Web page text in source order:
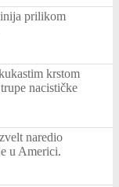
prilikom
krstom
nacističke
naredio
u Americi.